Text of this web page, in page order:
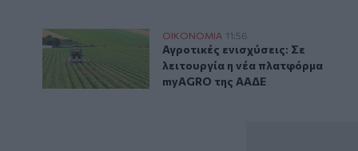
Αγροτικές ενισχύσεις: Σε λειτουργία η νέα
ΟΙΚΟΝΟΜΙΑ 11:56
Αγροτικές ενισχύσεις: Σε
Αγροτικές ενισχύσεις: Σε
λειτουργία η νέα πλατφόρμα
myAGRO της ΑΑΔΕ